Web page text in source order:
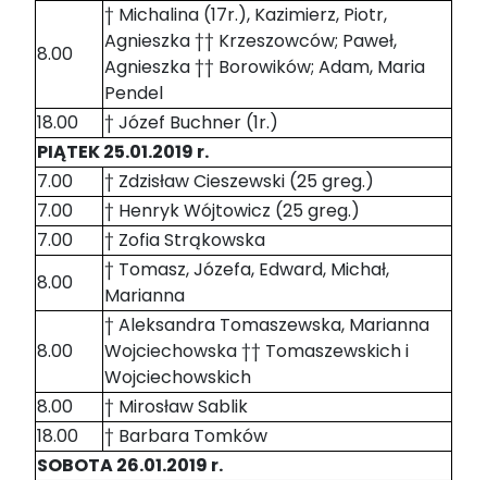
8.00
† Michalina (17r.), Kazimierz, Piotr,
Agnieszka †† Krzeszowców; Paweł,
Agnieszka †† Borowików; Adam, Maria
Pendel
18.00
† Józef Buchner (1r.)
PIĄTEK 25.01.2019 r.
7.00
† Zdzisław Cieszewski (25 greg.)
7.00
† Henryk Wójtowicz (25 greg.)
7.00
† Zofia Strąkowska
8.00
† Tomasz, Józefa, Edward, Michał,
Marianna
8.00
† Aleksandra Tomaszewska, Marianna
Wojciechowska †† Tomaszewskich i
Wojciechowskich
8.00
† Mirosław Sablik
18.00
† Barbara Tomków
SOBOTA 26.01.2019 r.